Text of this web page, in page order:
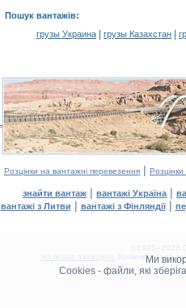
Ми
Cookies - файли, які
Пошук вантажів:
грузы Украина
грузы Казахстан
Розцінки на вантажні перевезення |
знайти вантаж | вантажі Україна |
вантажі з Литви | вантажі з Фінляндії|
©1995–2026
Усі права захищені.
Копіювання та